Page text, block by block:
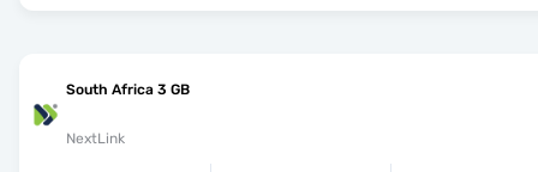
South Africa 3 GB
NextLink